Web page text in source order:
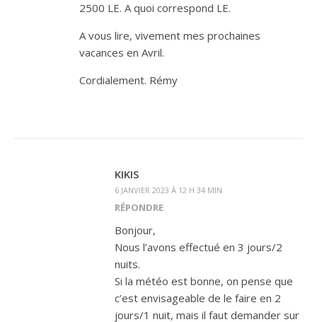
2500 LE. A quoi correspond LE.
A vous lire, vivement mes prochaines
vacances en Avril.
Cordialement. Rémy
KIKIS
6 JANVIER 2023 À 12 H 34 MIN
RÉPONDRE
Bonjour,
Nous l’avons effectué en 3 jours/2
nuits.
Si la météo est bonne, on pense que
c’est envisageable de le faire en 2
jours/1 nuit, mais il faut demander sur